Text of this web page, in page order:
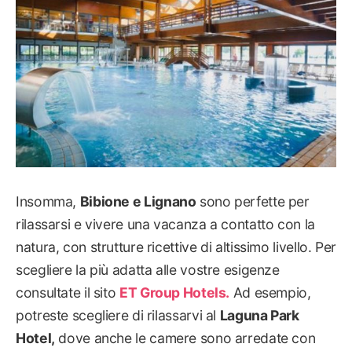
Insomma, Bibione e Lignano sono perfette per
rilassarsi e vivere una vacanza a contatto con la
natura, con strutture ricettive di altissimo livello. Per
scegliere la più adatta alle vostre esigenze
consultate il sito ET Group Hotels. Ad esempio,
potreste scegliere di rilassarvi al Laguna Park
Hotel, dove anche le camere sono arredate con